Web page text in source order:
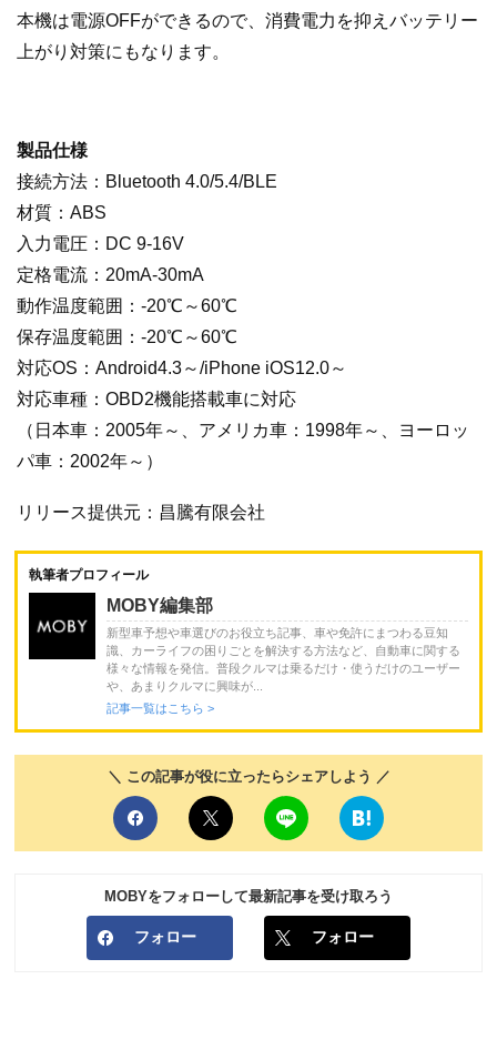
本機は電源OFFができるので、消費電力を抑えバッテリー
上がり対策にもなります。
製品仕様
接続方法：Bluetooth 4.0/5.4/BLE
材質：ABS
入力電圧：DC 9-16V
定格電流：20mA-30mA
動作温度範囲：-20℃～60℃
保存温度範囲：-20℃～60℃
対応OS：Android4.3～/iPhone iOS12.0～
対応車種：OBD2機能搭載車に対応
（日本車：2005年～、アメリカ車：1998年～、ヨーロッ
パ車：2002年～）
リリース提供元：昌騰有限会社
執筆者プロフィール
MOBY編集部
新型車予想や車選びのお役立ち記事、車や免許にまつわる豆知
識、カーライフの困りごとを解決する方法など、自動車に関する
様々な情報を発信。普段クルマは乗るだけ・使うだけのユーザー
や、あまりクルマに興味が...
記事一覧はこちら >
＼ この記事が役に立ったらシェアしよう ／
MOBYをフォローして最新記事を受け取ろう
フォロー フォロー